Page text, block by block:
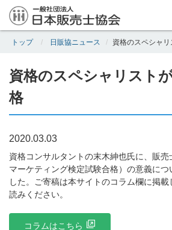
トップ 日販協ニュース 資格のスペシャ
資格のスペシャリスト
格
2020.03.03
資格コンサルタントの末木紳也氏に、販
マーケティング検定試験合格）の意義につ
した。ご寄稿は本サイトのコラム欄に掲
読みください。
コラムはこちら